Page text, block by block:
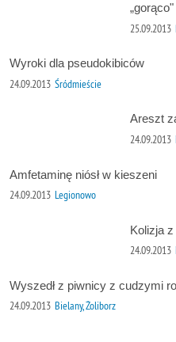
„gorąco"
25.09.2013
Wyroki dla pseudokibiców
24.09.2013 Śródmieście
Areszt
24.09.2013
Amfetaminę niósł w kieszeni
24.09.2013 Legionowo
Kolizja
24.09.2013
Wyszedł z piwnicy z cudzymi
24.09.2013 Bielany, Żoliborz